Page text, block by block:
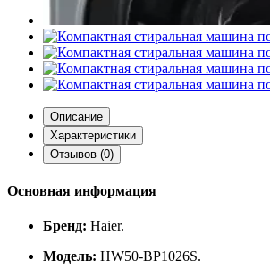
Описание
Характеристики
Отзывов (0)
Основная информация
Бренд: Haier.
Модель: HW50‑BP1026S.